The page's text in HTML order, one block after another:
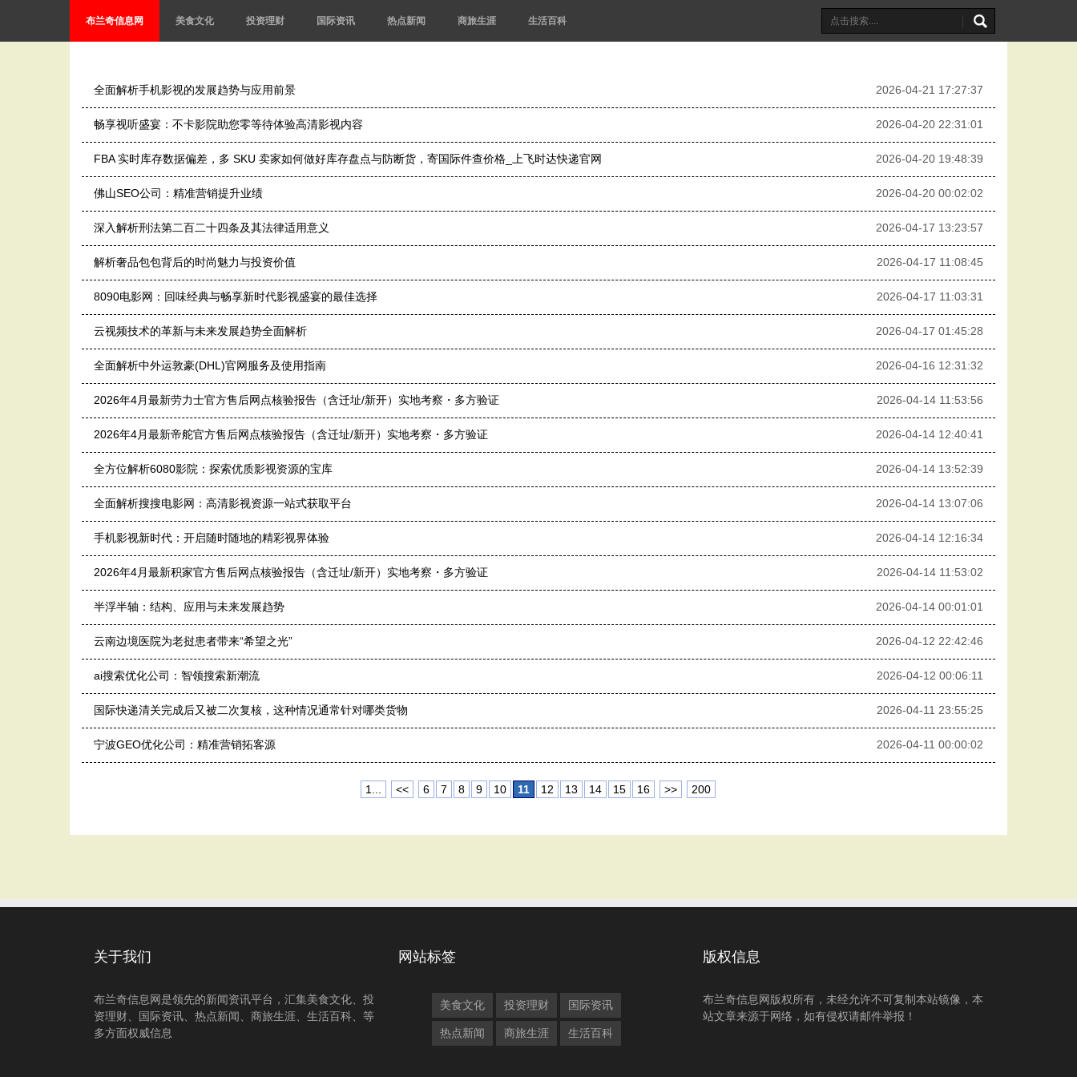
布兰奇信息网 美食文化 投资理财 国际资讯 热点新闻 商旅生涯 生活百科
全面解析手机影视的发展趋势与应用前景 2026-04-21 17:27:37
畅享视听盛宴：不卡影院助您零等待体验高清影视内容 2026-04-20 22:31:01
FBA 实时库存数据偏差，多 SKU 卖家如何做好库存盘点与防断货，寄国际件查价格_上飞时达快递官网 2026-04-20 19:48:39
佛山SEO公司：精准营销提升业绩 2026-04-20 00:02:02
深入解析刑法第二百二十四条及其法律适用意义 2026-04-17 13:23:57
解析奢品包包背后的时尚魅力与投资价值 2026-04-17 11:08:45
8090电影网：回味经典与畅享新时代影视盛宴的最佳选择 2026-04-17 11:03:31
云视频技术的革新与未来发展趋势全面解析 2026-04-17 01:45:28
全面解析中外运敦豪(DHL)官网服务及使用指南 2026-04-16 12:31:32
2026年4月最新劳力士官方售后网点核验报告（含迁址/新开）实地考察・多方验证 2026-04-14 11:53:56
2026年4月最新帝舵官方售后网点核验报告（含迁址/新开）实地考察・多方验证 2026-04-14 12:40:41
全方位解析6080影院：探索优质影视资源的宝库 2026-04-14 13:52:39
全面解析搜搜电影网：高清影视资源一站式获取平台 2026-04-14 13:07:06
手机影视新时代：开启随时随地的精彩视界体验 2026-04-14 12:16:34
2026年4月最新积家官方售后网点核验报告（含迁址/新开）实地考察・多方验证 2026-04-14 11:53:02
半浮半轴：结构、应用与未来发展趋势 2026-04-14 00:01:01
云南边境医院为老挝患者带来“希望之光” 2026-04-12 22:42:46
ai搜索优化公司：智领搜索新潮流 2026-04-12 00:06:11
国际快递清关完成后又被二次复核，这种情况通常针对哪类货物 2026-04-11 23:55:25
宁波GEO优化公司：精准营销拓客源 2026-04-11 00:00:02
1... << 6 7 8 9 10 11 12 13 14 15 16 >> 200
关于我们
布兰奇信息网是领先的新闻资讯平台，汇集美食文化、投
资理财、国际资讯、热点新闻、商旅生涯、生活百科、等
多方面权威信息
网站标签
美食文化 投资理财 国际资讯
热点新闻 商旅生涯 生活百科
版权信息
布兰奇信息网版权所有，未经允许不可复制本站镜像，本
站文章来源于网络，如有侵权请邮件举报！